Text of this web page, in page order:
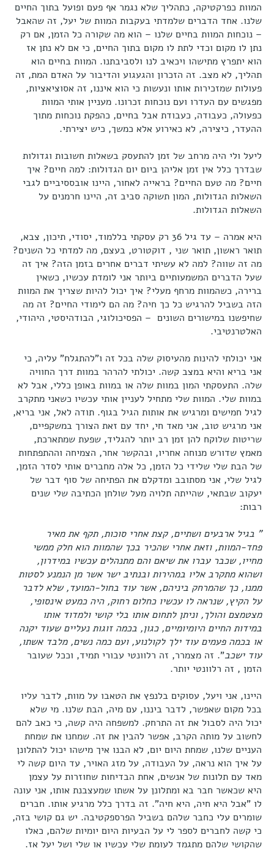
המוות כפרקטיקה, כתהליך שלא נגמר אף פעם ופועל בתוך החיים
שלנו. אחד הדברים שלמדתי בעקבות המוות של יעל, זה שהאבל
– נוכחות המוות בחיים שלנו – הוא מה שקורה כל הזמן, אם רק
נתן לו מקום וכדי לתת לו מקום בתוך החיים, כי אם לא נתן אז
הוא יתפרץ מתישהו ויכאיב לנו ולסביבתנו. המוות בחיים הוא
תהליך, לא מצב. זה הזכרון והגעגוע והדיבור על האדם המת, זה
פעולות שמזכירות אותו ונעשות כי הוא איננו, זה אסוציאציות,
מפגשים עם העדרו ועם נוכחות זכרונו. מעניין אותי המוות
כפעולה, כעבודה, כעבודת אבל בחיים, כהפקת נוכחות מתוך
ההעדר, כיצירה, לא כאירוע אלא כמשך, כיש יצירתי.
ליעל ולי היה מרחב של זמן להתעסק בשאלות חשובות וגדולות
שבדרך כלל אין זמן אליהן ביום יום הגדולות: למה חיים? איך
חיים? מה טעם החיים? בראייה לאחור, היינו אובססיביים לגבי
השאלות הגדולות, המון תשוקה סביב זה, היינו חרמנים על
השאלות הגדולות.
היא אמרה – עד גיל 36 רק עסקתי בללמוד, יסודי, תיכון, צבא,
תואר ראשון, תואר שני , דוקטורט, בעצם, מה למדתי כל השנים?
מה זה שווה? למה לא עשיתי דברים אחרים בזמן הזה? איך זה
שעל הדברים המשמעותיים ביותר אני לומדת עכשיו, כשאין
ברירה, כשהמוות מרחף מעלי? איך יכול להיות שצריך את המוות
הזה בשביל להרגיש כל כך חיה? מה הם לימודי החיים? זה מה
שחיפשנו במישורים השונים – הפסיכולוגי, הבודהיסטי, היהודי,
האלטרנטיבי.
אני יכולתי להינות מהעיסוק שלה בכל זה ו"להתגלח" עליה, כי
אני בריא והיא במצב קשה. יכולתי להרהר במוות דרך החוויה
שלה. התעסקתי המון במוות שלה או במוות באופן כללי, אבל לא
במוות שלי. המוות שלי מתחיל לעניין אותי עכשיו כשאני מתקרב
לגיל חמישים ומרגיש את אותות הגיל בגוף. תודה לאל, אני בריא,
אני מרגיש טוב, אני מאד חי, יחד עם זאת הצורך במשקפיים,
שריטות שלוקח להן זמן רב יותר להגליד, שפעת שמתארכת,
מאמץ שדורש מנוחה אחריו, ובהקשר אחר, הצמיחה וההתפתחות
של הבת שלי שלידי כל הזמן, כל אלה מחברים אותי לסדר הזמן,
לגיל שלי, אני מסתובב ומדקלם את הפתיחה של סוף דבר של
יעקוב שבתאי, שהייתה תלויה מעל שולחן הכתיבה שלי שנים
רבות:
" בגיל ארבעים ושתיים, קצת אחרי סוכות, תקף את מאיר
פחד-המוות, וזאת אחרי שהכיר בכך שהמוות הוא חלק ממשי
מחייו, שכבר עברו את שיאם והם מתנהלים עכשיו במידרון,
ושהוא מתקרב אליו במהירות ובנתיב ישר אשר מן הנמנע לסטות
ממנו, כך שהמרחק ביניהם, אשר עוד בחול-המועד, שלא לדבר
על הקיץ, שנראה לו עכשיו כחלום רחוק, היה כמעט אינסופי,
מצטמצם והולך, וניתן לתחום אותו בלי קושי ולמדוד אותו
במידות החיים היומיומיים, כגון, בכמה זוגות נעליים שעוד יקנה
או בכמה פעמים עוד ילך לקולנוע, ועם כמה נשים, מלבד אשתו,
עוד ישכב". זה מצמרר, זה רלוונטי עבורי תמיד, וככל שעובר
הזמן , זה רלוונטי יותר.
היינו, אני ויעל, עסוקים בלנפץ את הטאבו על מוות, לדבר עליו
בכל מקום שאפשר, לדבר ביננו, עם מיה, הבת שלנו. מי שלא
יכול היה לסבול את זה התרחק. למשפחה היה קשה, כי כאב להם
לחשוב על מותה הקרב, אפשר להבין את זה. שמחנו את שמחת
העניים שלנו, שמחת היום יום, לא הבנו איך מישהו יכול להתלונן
על איך הוא נראה, על העבודה, על מזג האויר, עד היום קשה לי
מאד עם תלונות של אנשים, אחת הבדיחות שחוזרות על עצמן
היא שכאשר חבר בא ומתלונן על אשתו שמעצבנת אותו, אני עונה
לו "אבל היא חיה, היא חיה". זה בדרך כלל מרגיע אותו. חברים
שומרים עלי כחבר שלהם בשביל הפרספקטיבה. יש גם קושי בזה,
כי קשה לחברים לספר לי על הבעיות היום יומיות שלהם, כאלו
שהקושי שלהם מתגמד לעומת שלי עכשיו או שלי ושל יעל אז.